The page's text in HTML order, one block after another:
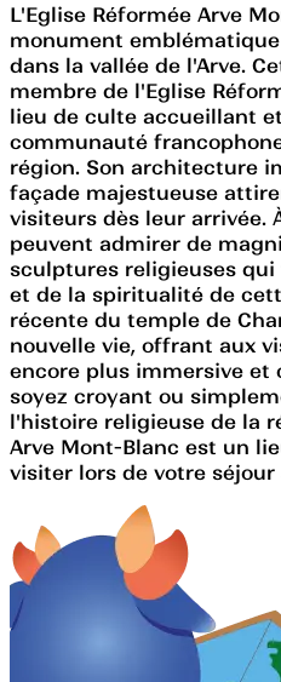
L'Eglise Réformée Arve
monument
dans la vallée de l'Arve.
membre de l'Eglise
lieu de culte accueillant
communauté
région. Son architecture
façade majestueuse
visiteurs dès leur arrivée.
peuvent admirer de
sculptures religieuses
et de la spiritualité de
récente du temple de
nouvelle vie, offrant aux
encore plus immersive et
soyez croyant ou
l'histoire religieuse de la
Arve Mont-Blanc est un
visiter lors de votre séjour